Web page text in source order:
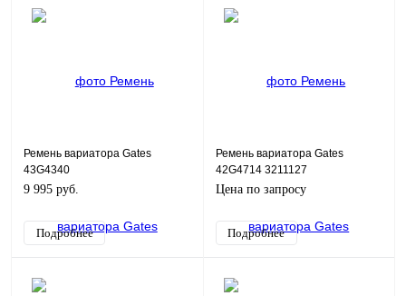
Ремень вариатора Gates
43G4340
9 995 руб.
Подробнее
Ремень вариатора Gates
42G4714 3211127
Цена по запросу
Подробнее